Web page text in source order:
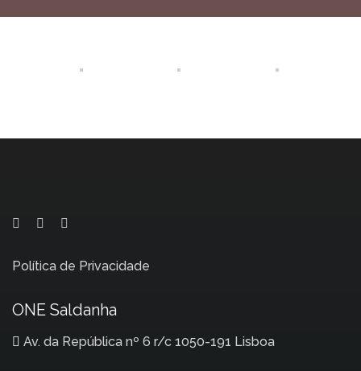
Política de Privacidade
ONE Saldanha
Av. da República nº 6 r/c 1050-191 Lisboa